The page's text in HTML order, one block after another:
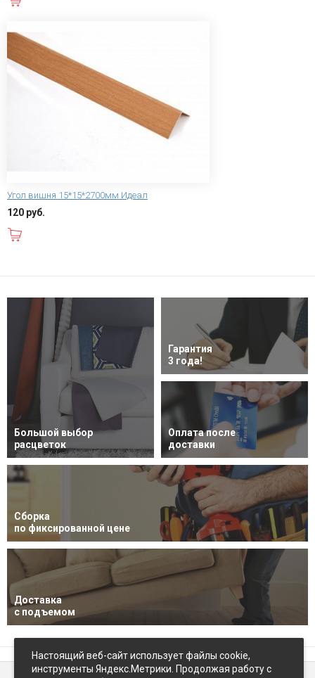
Угол вишня 15*15*2700мм Идеал
120 руб.
Большой выбор
расцветок
Гарантия
3 года!
Оплата после
доставки
Сборка
по фиксированной цене
Доставка
с подъемом
Настоящий веб-сайт использует файлы cookie,
инструменты Яндекс.Метрики. Продолжая работу с